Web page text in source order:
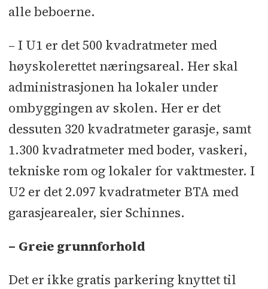
alle beboerne.
– I U1 er det 500 kvadratmeter med
høyskolerettet næringsareal. Her skal
administrasjonen ha lokaler under
ombyggingen av skolen. Her er det
dessuten 320 kvadratmeter garasje, samt
1.300 kvadratmeter med boder, vaskeri,
tekniske rom og lokaler for vaktmester. I
U2 er det 2.097 kvadratmeter BTA med
garasjearealer, sier Schinnes.
– Greie grunnforhold
Det er ikke gratis parkering knyttet til